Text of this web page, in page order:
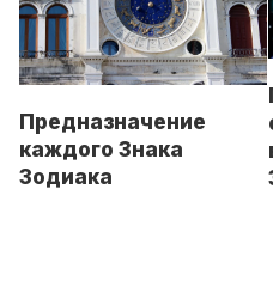
Предназначение
каждого Знака
Зодиака